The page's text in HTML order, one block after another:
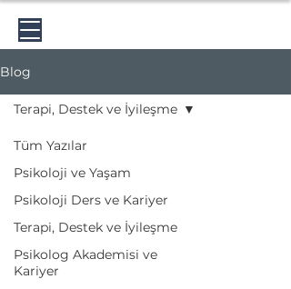
Blog
Tüm Yazılar
Psikoloji ve Yaşam
Psikoloji Ders ve Kariyer
Terapi, Destek ve İyileşme
Psikolog Akademisi ve
Kariyer
Terapi, Destek ve İyileşme